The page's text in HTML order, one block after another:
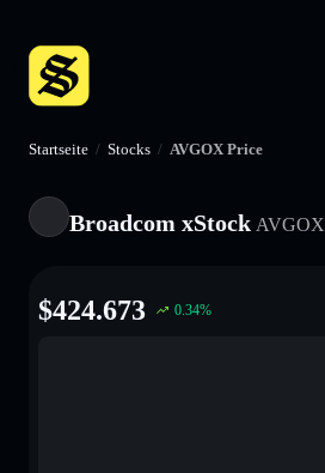
Startseite / Stocks / AVGOX Price
Broadcom xStock AVGOX
$424.673 0.34%